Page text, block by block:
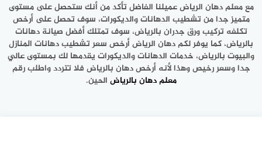
مع معلم دهان الرياض عميلنا الفاضل تأكد من أنك ستحصل على مستوى
متميز جدا من تشطيب الدهانات والديكورات، سوف تحصل على أرخص
تكلفه تركيب ورق جدران بالرياض، سوف تمتلك أفضل صيانة دهانات
بالرياض، كما يوفر لكم دهان الرياض أرخص سعر تشطيب دهانات المنازل
والبيوت بالرياض، خدمات الدهانات والديكورات يقدمها لك بمستوى عالي
جدا وسعر رخيص وهذا لأنه أرخص دهان بالرياض فلا تتردد واطلب رقم
معلم دهان بالرياض الحين.